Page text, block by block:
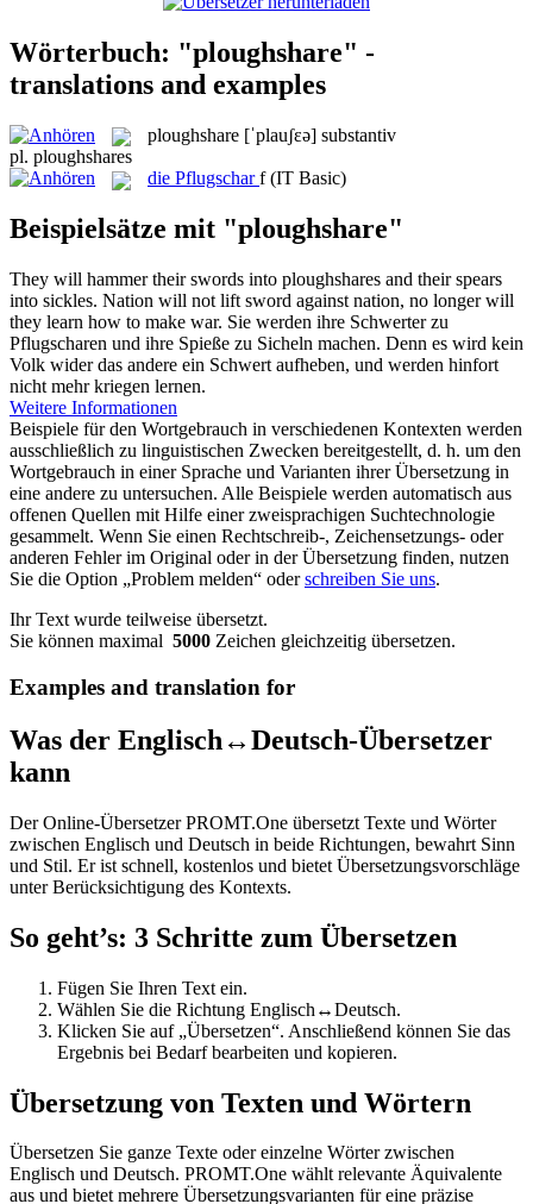
Wörterbuch: "ploughshare" -
translations and examples
ploughshare [ˈplauʃɛə] substantiv
pl. ploughshares
die Pflugschar f (IT Basic)
Beispielsätze mit "ploughshare"
They will hammer their swords into ploughshares and their spears
into sickles. Nation will not lift sword against nation, no longer will
they learn how to make war. Sie werden ihre Schwerter zu
Pflugscharen und ihre Spieße zu Sicheln machen. Denn es wird kein
Volk wider das andere ein Schwert aufheben, und werden hinfort
nicht mehr kriegen lernen.
Weitere Informationen
Beispiele für den Wortgebrauch in verschiedenen Kontexten werden
ausschließlich zu linguistischen Zwecken bereitgestellt, d. h. um den
Wortgebrauch in einer Sprache und Varianten ihrer Übersetzung in
eine andere zu untersuchen. Alle Beispiele werden automatisch aus
offenen Quellen mit Hilfe einer zweisprachigen Suchtechnologie
gesammelt. Wenn Sie einen Rechtschreib-, Zeichensetzungs- oder
anderen Fehler im Original oder in der Übersetzung finden, nutzen
Sie die Option „Problem melden“ oderschreiben Sie uns.
Ihr Text wurde teilweise übersetzt.
Sie können maximal 5000 Zeichen gleichzeitig übersetzen.
Examples and translation for
Was der Englisch↔Deutsch-Übersetzer
kann
Der Online-Übersetzer PROMT.One übersetzt Texte und Wörter
zwischen Englisch und Deutsch in beide Richtungen, bewahrt Sinn
und Stil. Er ist schnell, kostenlos und bietet Übersetzungsvorschläge
unter Berücksichtigung des Kontexts.
So geht’s: 3 Schritte zum Übersetzen
Fügen Sie Ihren Text ein.
Wählen Sie die Richtung Englisch↔Deutsch.
Klicken Sie auf „Übersetzen“. Anschließend können Sie das
Ergebnis bei Bedarf bearbeiten und kopieren.
Übersetzung von Texten und Wörtern
Übersetzen Sie ganze Texte oder einzelne Wörter zwischen
Englisch und Deutsch. PROMT.One wählt relevante Äquivalente
aus und bietet mehrere Übersetzungsvarianten für eine präzise